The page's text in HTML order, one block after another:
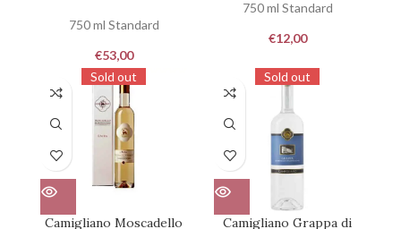
750 ml Standard
€53,00
750 ml Standard
€12,00
Sold out
Camigliano Moscadello
Sold out
Camigliano Grappa di